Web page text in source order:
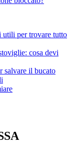
per trovare tutto
cosa devi
salvare il bucato